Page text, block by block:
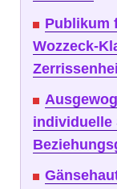
Publikum
Wozzeck-
individuelle